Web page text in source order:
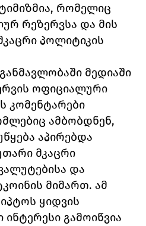
რომელიც
რეზერვსა და მის
პოლიტიკის
მედიაში
ოფიციალური
კომენტარები
ამბობდნენ,
აპირებდა
მკაცრი
და
მიმართ. ამ
ყიდვის
გამოიწვია